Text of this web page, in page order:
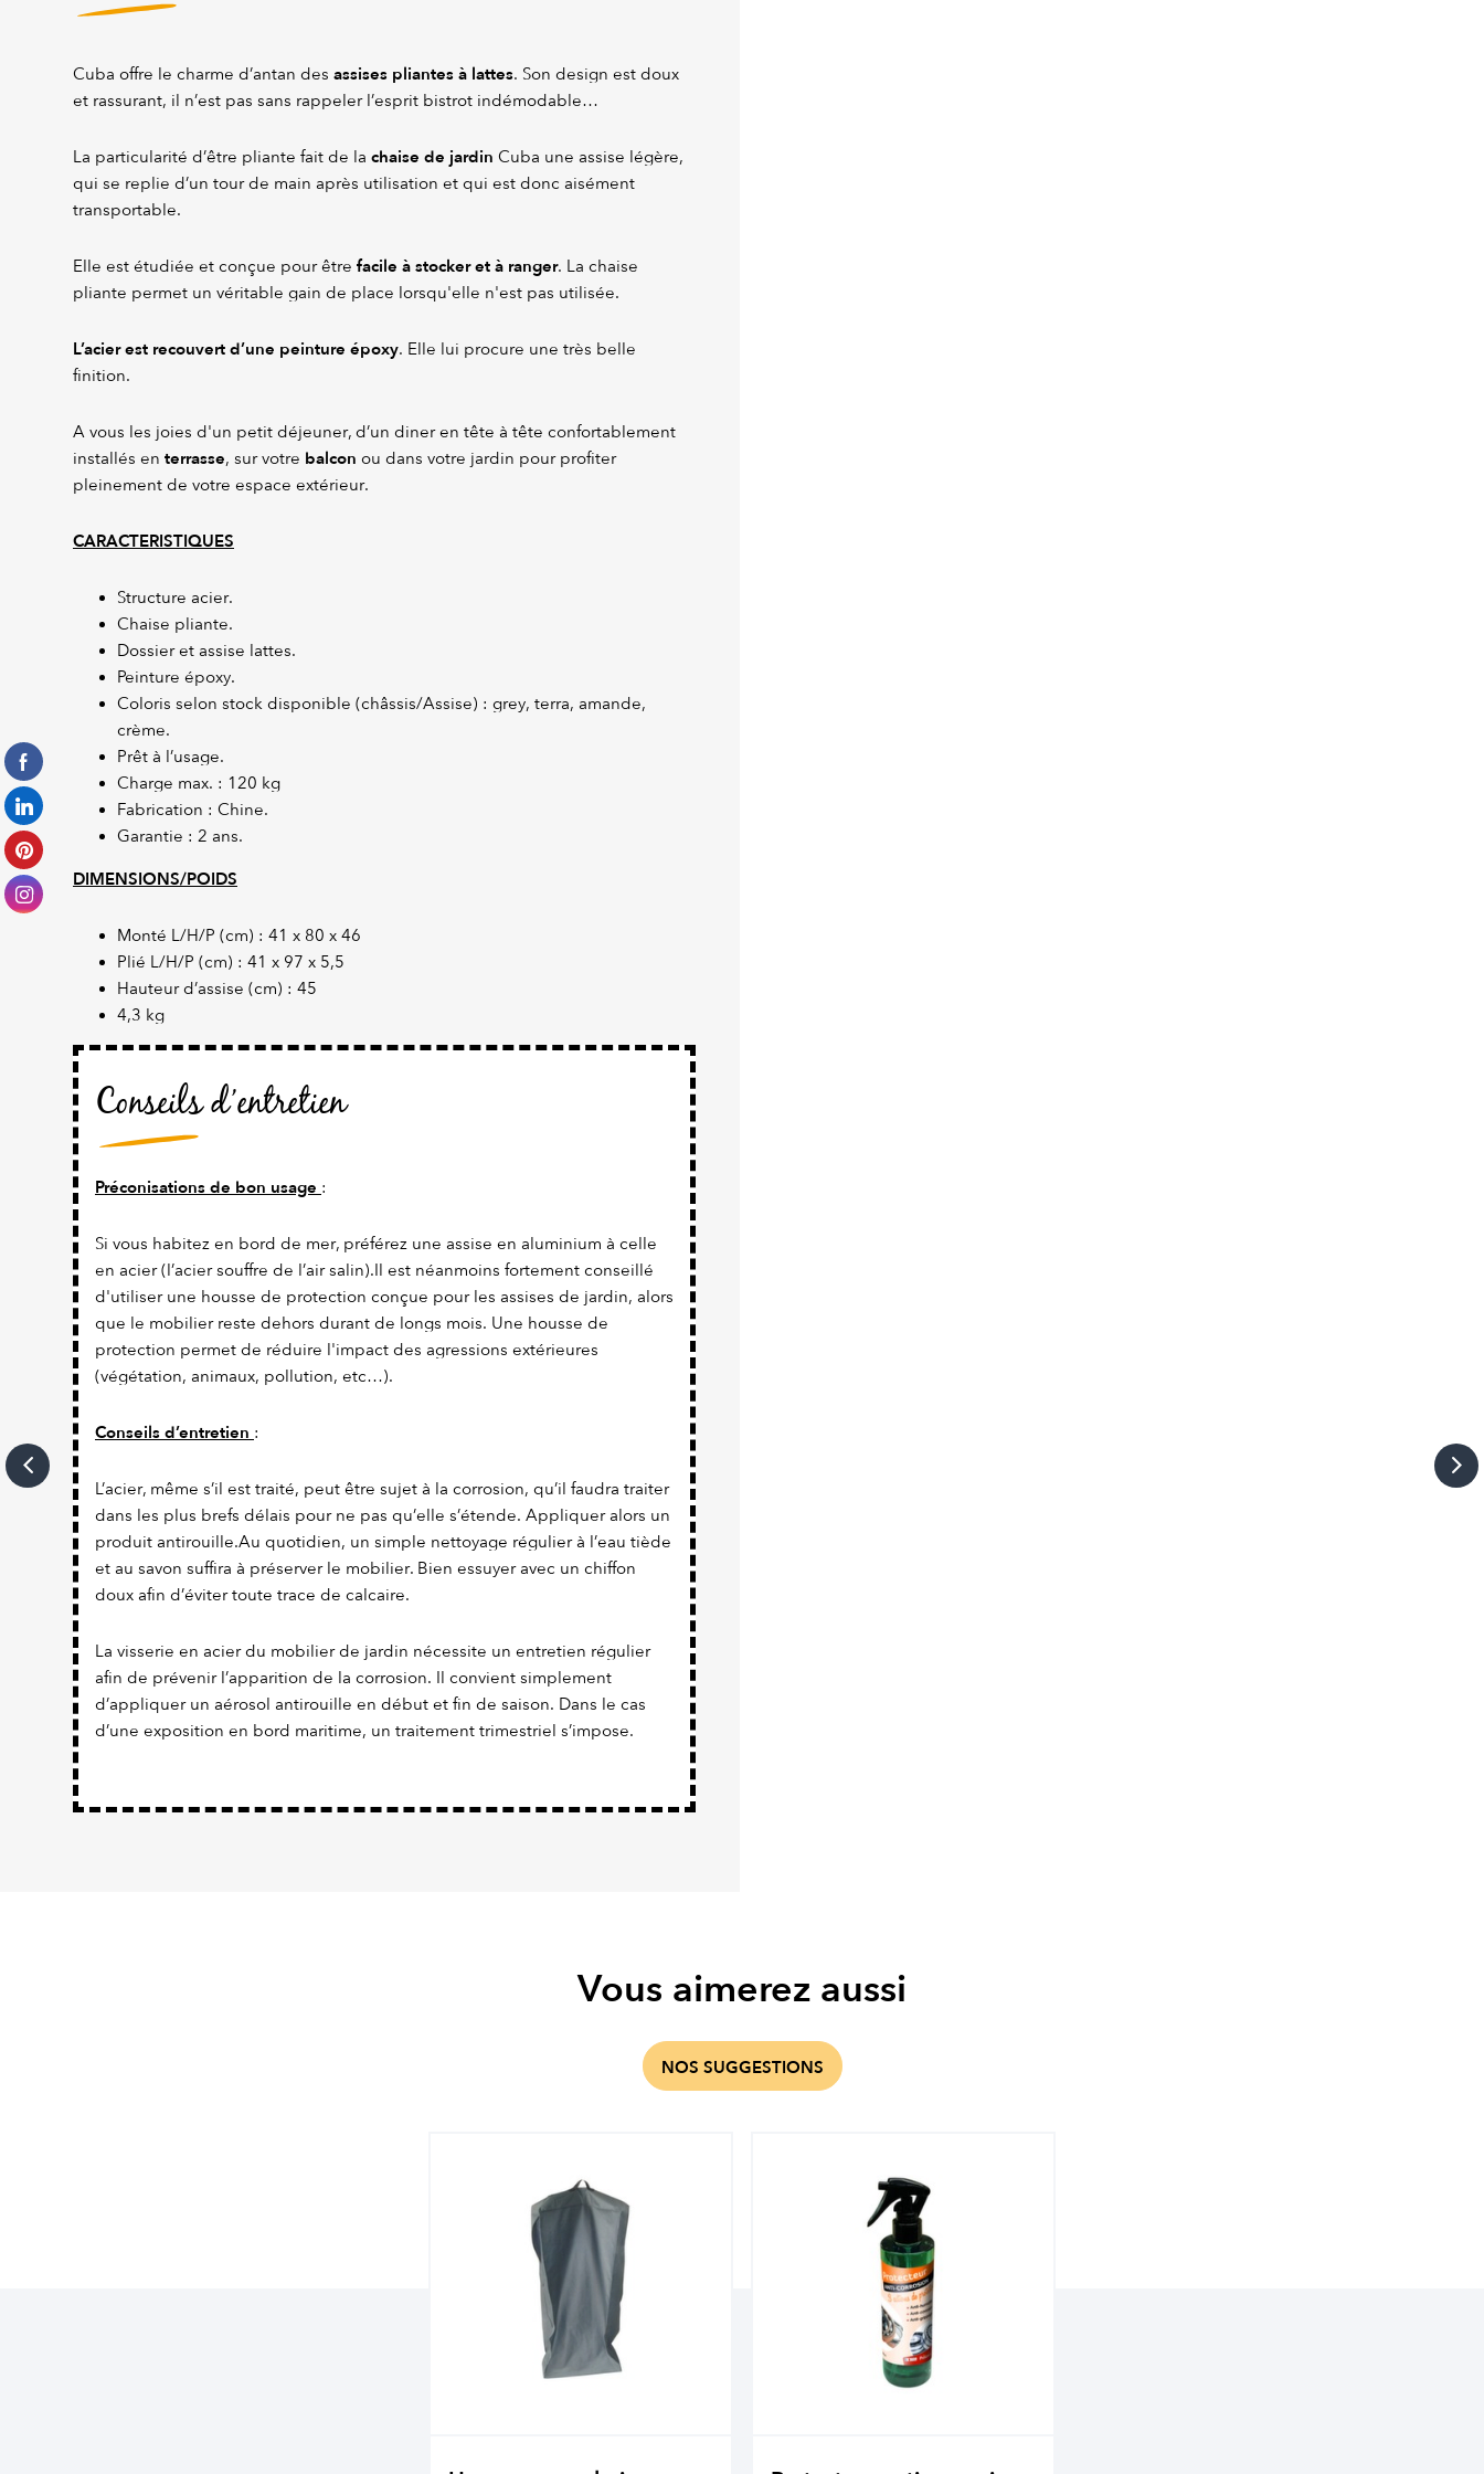
Cuba offre le charme d’antan des assises pliantes à lattes. Son design est doux
et rassurant, il n’est pas sans rappeler l’esprit bistrot indémodable…
La particularité d’être pliante fait de la chaise de jardin Cuba une assise légère,
qui se replie d’un tour de main après utilisation et qui est donc aisément
transportable.
Elle est étudiée et conçue pour être facile à stocker et à ranger. La chaise
pliante permet un véritable gain de place lorsqu'elle n'est pas utilisée.
L’acier est recouvert d’une peinture époxy. Elle lui procure une très belle
finition.
A vous les joies d'un petit déjeuner, d’un diner en tête à tête confortablement
installés en terrasse, sur votre balcon ou dans votre jardin pour profiter
pleinement de votre espace extérieur.
CARACTERISTIQUES
Structure acier.
Chaise pliante.
Dossier et assise lattes.
Peinture époxy.
Coloris selon stock disponible (châssis/Assise) : grey, terra, amande,
crème.
Prêt à l’usage.
Charge max. : 120 kg
Fabrication : Chine.
Garantie : 2 ans.
DIMENSIONS/POIDS
Monté L/H/P (cm) : 41 x 80 x 46
Plié L/H/P (cm) : 41 x 97 x 5,5
Hauteur d’assise (cm) : 45
4,3 kg
Conseils d’entretien
Préconisations de bon usage :
Si vous habitez en bord de mer, préférez une assise en aluminium à celle
en acier (l’acier souffre de l’air salin).Il est néanmoins fortement conseillé
d'utiliser une housse de protection conçue pour les assises de jardin, alors
que le mobilier reste dehors durant de longs mois. Une housse de
protection permet de réduire l'impact des agressions extérieures
(végétation, animaux, pollution, etc…).
Conseils d’entretien :
L’acier, même s’il est traité, peut être sujet à la corrosion, qu’il faudra traiter
dans les plus brefs délais pour ne pas qu’elle s’étende. Appliquer alors un
produit antirouille.Au quotidien, un simple nettoyage régulier à l’eau tiède
et au savon suffira à préserver le mobilier. Bien essuyer avec un chiffon
doux afin d’éviter toute trace de calcaire.
La visserie en acier du mobilier de jardin nécessite un entretien régulier
afin de prévenir l’apparition de la corrosion. Il convient simplement
d’appliquer un aérosol antirouille en début et fin de saison. Dans le cas
d’une exposition en bord maritime, un traitement trimestriel s’impose.
Vous aimerez aussi
NOS SUGGESTIONS